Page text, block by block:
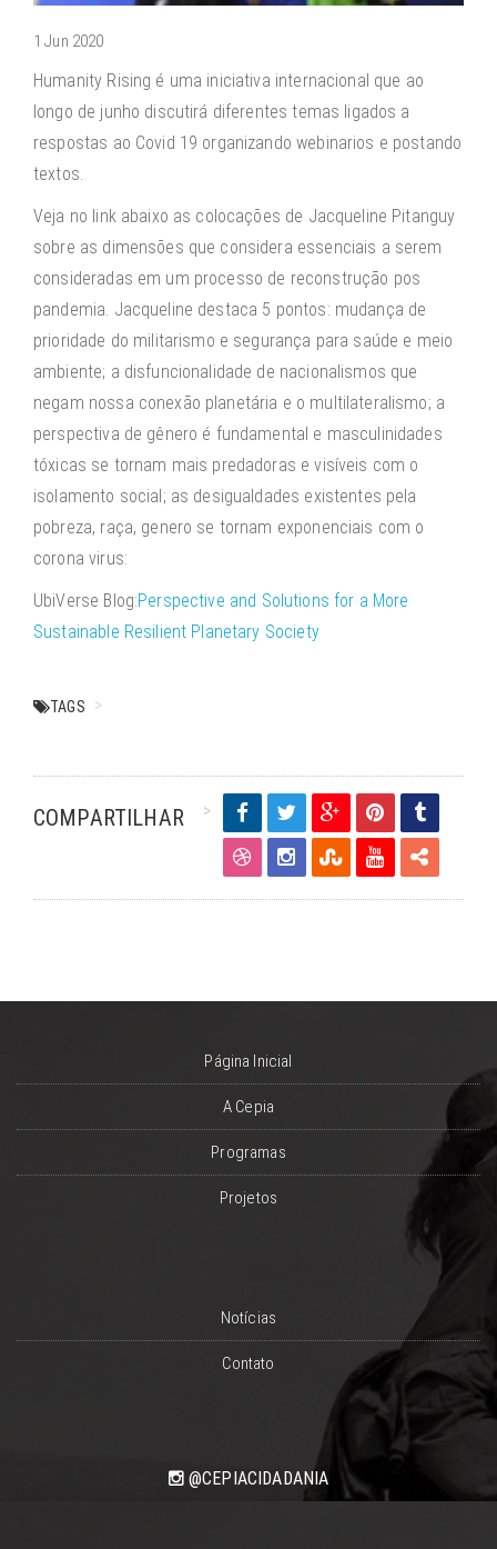
1 Jun 2020
Humanity Rising é uma iniciativa internacional que ao
longo de junho discutirá diferentes temas ligados a
respostas ao Covid 19 organizando webinarios e postando
textos.
Veja no link abaixo as colocações de Jacqueline Pitanguy
sobre as dimensões que considera essenciais a serem
consideradas em um processo de reconstrução pos
pandemia. Jacqueline destaca 5 pontos: mudança de
prioridade do militarismo e segurança para saúde e meio
ambiente; a disfuncionalidade de nacionalismos que
negam nossa conexão planetária e o multilateralismo; a
perspectiva de gênero é fundamental e masculinidades
tóxicas se tornam mais predadoras e visíveis com o
isolamento social; as desigualdades existentes pela
pobreza, raça, genero se tornam exponenciais com o
corona virus:
UbiVerse Blog:Perspective and Solutions for a More
Sustainable Resilient Planetary Society
TAGS
COMPARTILHAR
Página Inicial
A Cepia
Programas
Projetos
Notícias
Contato
@CEPIACIDADANIA